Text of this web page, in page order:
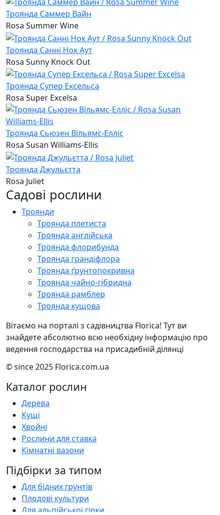
Троянда Саммер Вайн
Rosa Summer Wine
Троянда Санні Нок Аут
Rosa Sunny Knock Out
Троянда Супер Ексельса
Rosa Super Excelsa
Троянда Сьюзен Вільямс-Елліс
Rosa Susan Williams-Ellis
Троянда Джульєтта
Rosa Juliet
Садові рослини
Троянди
Троянда плетиста
Троянда англійська
Троянда флорибунда
Троянда грандіфлора
Троянда ґрунтопокривна
Троянда чайно-гібридна
Троянда рамблер
Троянда кущова
Вітаємо на порталі з садівництва Florica! Тут ви
знайдете абсолютно всю необхідну інформацію про
ведення господарства на присадибній ділянці
© since 2025 Florica.com.ua
Каталог рослин
Дерева
Кущі
Хвойні
Рослини для ставка
Кімнатні вазони
Підбірки за типом
Для бідних грунтів
Плодові культури
Для альпійської гірки